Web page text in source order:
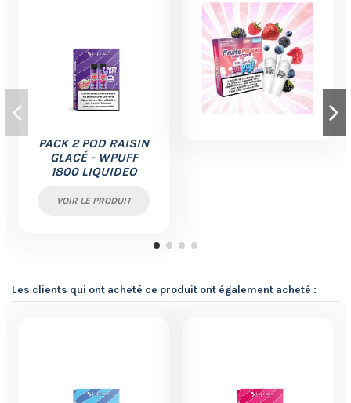
PACK 2 POD RAISIN
GLACÉ - WPUFF
1800 LIQUIDEO
VOIR LE PRODUIT
Les clients qui ont acheté ce produit ont également acheté :